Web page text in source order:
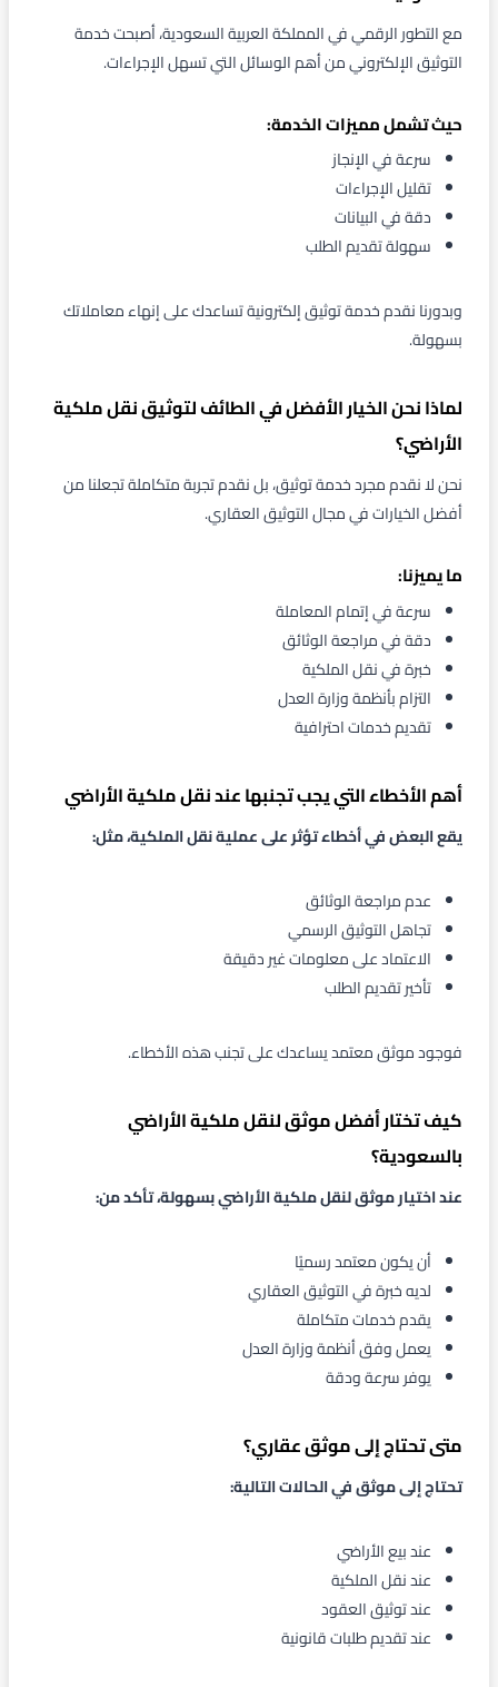
مع التطور الرقمي في المملكة العربية السعودية، أصبحت خدمة
التوثيق الإلكتروني من أهم الوسائل التي تسهل الإجراءات.
حيث تشمل مميزات الخدمة:
سرعة في الإنجاز
تقليل الإجراءات
دقة في البيانات
سهولة تقديم الطلب
وبدورنا نقدم خدمة توثيق إلكترونية تساعدك على إنهاء معاملاتك
بسهولة.
لماذا نحن الخيار الأفضل في الطائف لتوثيق نقل ملكية
الأراضي؟
نحن لا نقدم مجرد خدمة توثيق، بل نقدم تجربة متكاملة تجعلنا من
أفضل الخيارات في مجال التوثيق العقاري.
ما يميزنا:
سرعة في إتمام المعاملة
دقة في مراجعة الوثائق
خبرة في نقل الملكية
التزام بأنظمة وزارة العدل
تقديم خدمات احترافية
أهم الأخطاء التي يجب تجنبها عند نقل ملكية الأراضي
يقع البعض في أخطاء تؤثر على عملية نقل الملكية، مثل:
عدم مراجعة الوثائق
تجاهل التوثيق الرسمي
الاعتماد على معلومات غير دقيقة
تأخير تقديم الطلب
فوجود موثق معتمد يساعدك على تجنب هذه الأخطاء.
كيف تختار أفضل موثق لنقل ملكية الأراضي
بالسعودية؟
عند اختيار موثق لنقل ملكية الأراضي بسهولة، تأكد من:
أن يكون معتمد رسميًا
لديه خبرة في التوثيق العقاري
يقدم خدمات متكاملة
يعمل وفق أنظمة وزارة العدل
يوفر سرعة ودقة
متى تحتاج إلى موثق عقاري؟
تحتاج إلى موثق في الحالات التالية:
عند بيع الأراضي
عند نقل الملكية
عند توثيق العقود
عند تقديم طلبات قانونية